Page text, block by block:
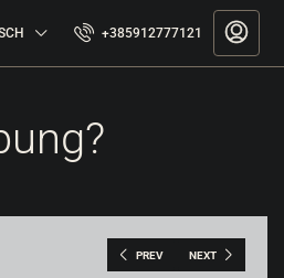
+385912777121
PREV NEXT